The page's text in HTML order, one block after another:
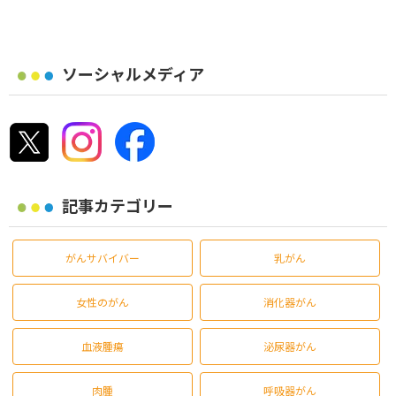
ソーシャルメディア
記事カテゴリー
がんサバイバー 乳がん
女性のがん 消化器がん
血液腫瘍 泌尿器がん
肉腫 呼吸器がん